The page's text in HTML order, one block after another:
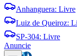
Anhanguera: Livre
Luiz de Queiroz:
SP-304: Livre
Anuncie